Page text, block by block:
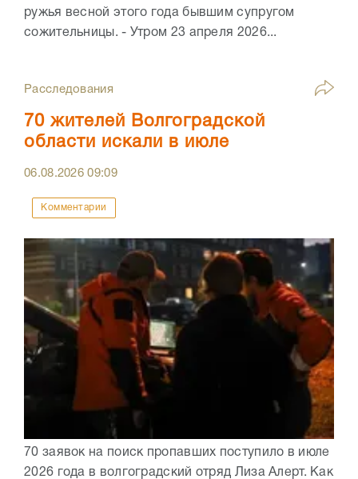
ружья весной этого года бывшим супругом
сожительницы. - Утром 23 апреля 2026...
Расследования
70 жителей Волгоградской
области искали в июле
06.08.202609:09
Комментарии
70 заявок на поиск пропавших поступило в июле
2026 года в волгоградский отряд Лиза Алерт. Как